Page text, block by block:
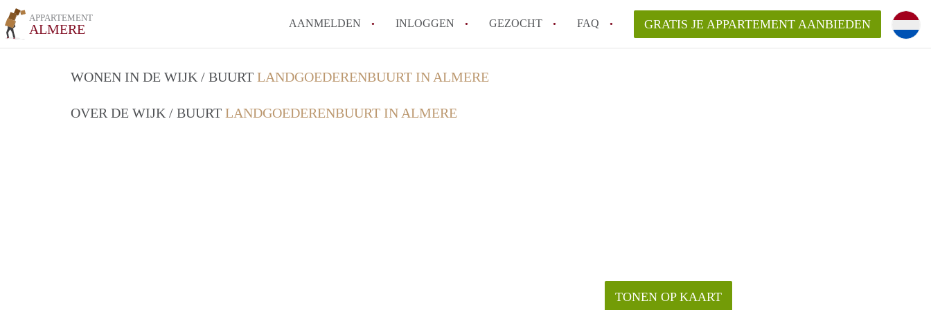
APPARTEMENT
ALMERE AANMELDEN INLOGGEN GEZOCHT FAQ
Wat is AppartementAlmere?
GRATIS JE APPARTEMENT AANBIEDEN
WONEN IN DE WIJK / BUURT LANDGOEDERENBUURT IN ALMERE
OVER DE WIJK / BUURT LANDGOEDERENBUURT IN ALMERE
TONEN OP KAART